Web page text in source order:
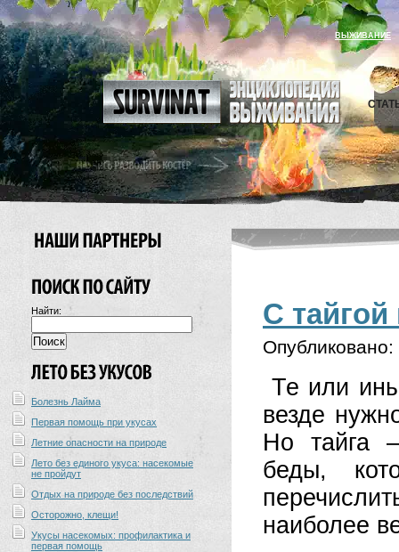
ВЫЖИВАНИЕ
Найти:
Болезнь Лайма
Первая помощь при укусах
Летние опасности на природе
Лето без единого укуса: насекомые
не пройдут
Отдых на природе без последствий
Осторожно, клещи!
Укусы насекомых: профилактика и
первая помощь
С тайгой
Опубликовано:
Те или
везде
Но тайга
беды,
наиболее